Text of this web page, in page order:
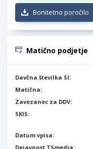
Bonitetno poročilo
Matično podjetje
Davčna številka SI:
Matična:
Zavezanec za DDV:
SKIS:
Datum vpisa:
Dejavnost TSmedia: